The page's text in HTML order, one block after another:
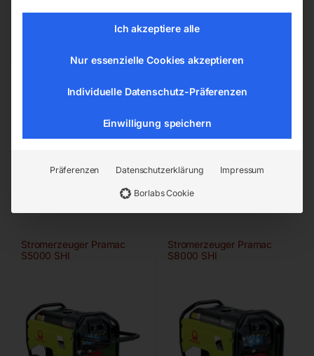
Ähnliche Produkte
Stromerzeuger Pramac
S5000 SHI
Stromerzeuger Pramac
S8000 SHI
Ich akzeptiere alle
Nur essenzielle Cookies akzeptieren
Individuelle Datenschutz-Präferenzen
Einwilligung speichern
Präferenzen Datenschutzerklärung Impressum
Borlabs Cookie